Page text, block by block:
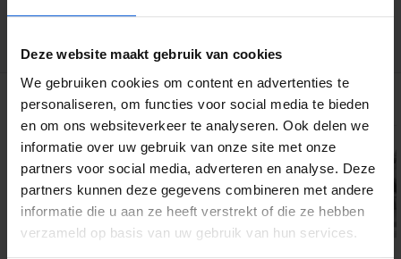
Deze website maakt gebruik van cookies
We gebruiken cookies om content en advertenties te
personaliseren, om functies voor social media te bieden
en om ons websiteverkeer te analyseren. Ook delen we
informatie over uw gebruik van onze site met onze
partners voor social media, adverteren en analyse. Deze
partners kunnen deze gegevens combineren met andere
informatie die u aan ze heeft verstrekt of die ze hebben
verzameld op basis van uw gebruik van hun services.
GERELATEERDE PRODUCTEN